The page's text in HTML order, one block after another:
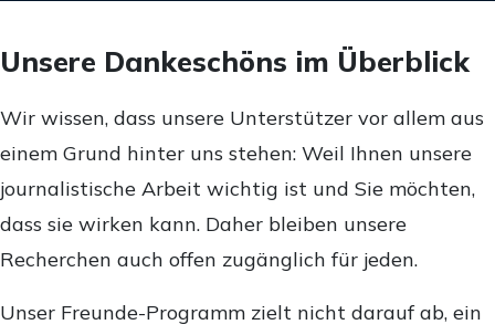
Unsere Dankeschöns im Überblick
Wir wissen, dass unsere Unterstützer vor allem aus
einem Grund hinter uns stehen: Weil Ihnen unsere
journalistische Arbeit wichtig ist und Sie möchten,
dass sie wirken kann. Daher bleiben unsere
Recherchen auch offen zugänglich für jeden.
Unser Freunde-Programm zielt nicht darauf ab, ein